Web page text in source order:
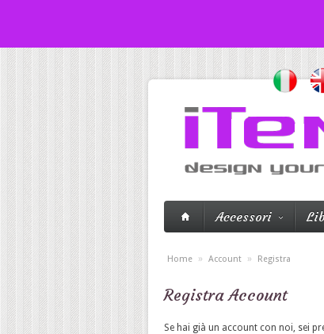
Accessori
Home » Account » Registra
Registra Account
Se hai già un account con noi, sei